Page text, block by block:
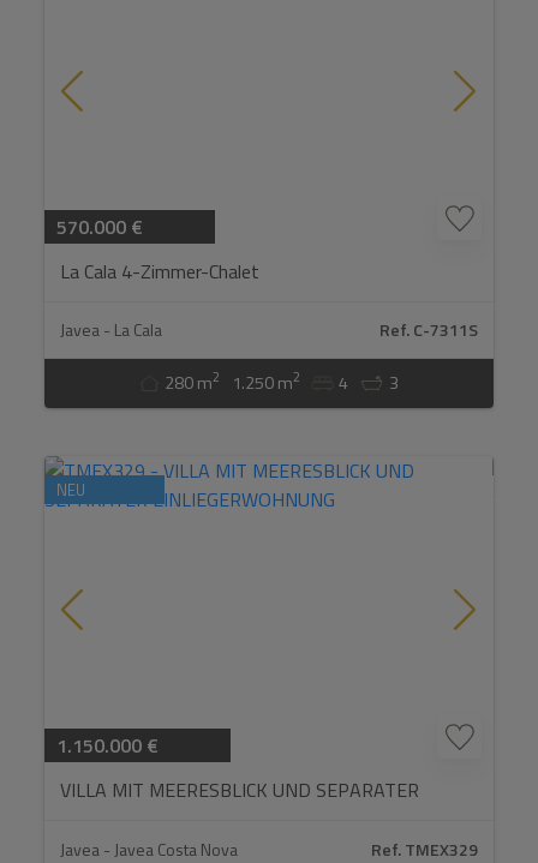
570.000 €
La Cala 4-Zimmer-Chalet
Javea - La Cala Ref. C-7311S
280 m2 1.250 m2 4 3
NEU
1.150.000 €
VILLA MIT MEERESBLICK UND SEPARATER
Javea - Javea Costa Nova Ref. TMEX329